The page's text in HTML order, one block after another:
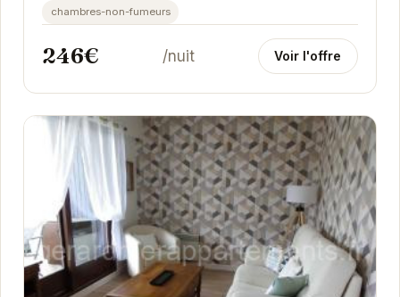
chambres-non-fumeurs
246€ /nuit Voir l'offre